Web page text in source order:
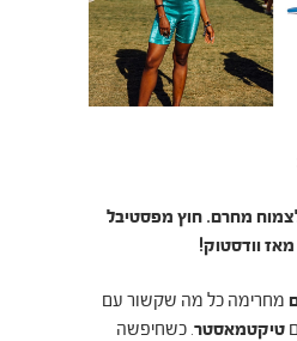
מחרם. חוץ מפסטיבל
וודסטוק!
מחרימה כל מה שקשור עם
טיקטמאסטר. כשחיפשה